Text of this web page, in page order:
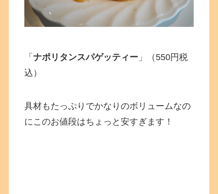
「ナポリタンスパゲッティー 」（550円税
込）
具材もたっぷりでかなりのボリュームなの
にこのお値段はちょっと安すぎます！